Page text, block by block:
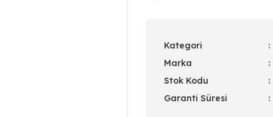
Kategori
Marka
Stok Kodu
Garanti Süresi